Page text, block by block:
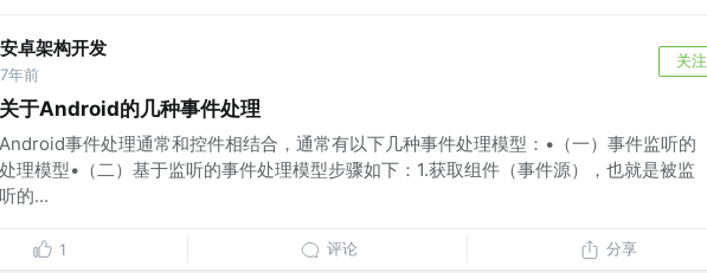
安卓架构开发
7年前
关注
关于Android的几种事件处理
Android事件处理通常和控件相结合，通常有以下几种事件处理模型：•（一）事件监听的
处理模型•（二）基于监听的事件处理模型步骤如下：1.获取组件（事件源），也就是被监
听的...
1 评论 分享